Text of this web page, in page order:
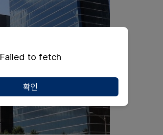
Failed to fetch
확인